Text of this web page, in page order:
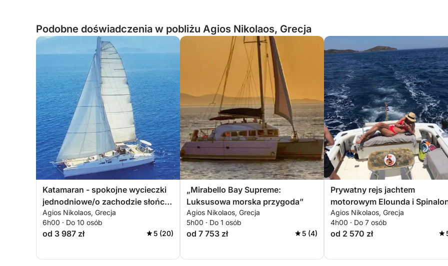
Podobne doświadczenia w pobliżu Agios Nikolaos, Grecja
Katamaran - spokojne wycieczki
jednodniowe/o zachodzie słońca
do ukrytej błękitnej laguny.
Agios Nikolaos, Grecja
6h00 · Do 10 osób
od 3 987 zł 5 (20)
„Mirabello Bay Supreme:
Luksusowa morska przygoda”
Agios Nikolaos, Grecja
5h00 · Do 1 osób
od 7 753 zł 5 (4)
Prywatny rejs jachtem
motorowym Elounda i
(4–6 godzin)
Agios Nikolaos, Grecja
4h00 · Do 7 osób
od 2 570 zł